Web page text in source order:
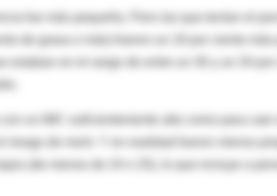
fue más pequeña. Pero las que tenían el
estaban en el rango de entre un 30 y un 34
un IMC suficientemente alto como para
riesgo de morir. Y en realidad fueron menos
(de menos de 24 o 25), lo que incluye a